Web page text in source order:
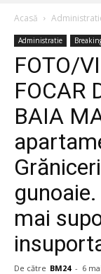
Acasă
Administratie
FOTO/
FOCAR
BAIA
mai
De către BM24 - 6